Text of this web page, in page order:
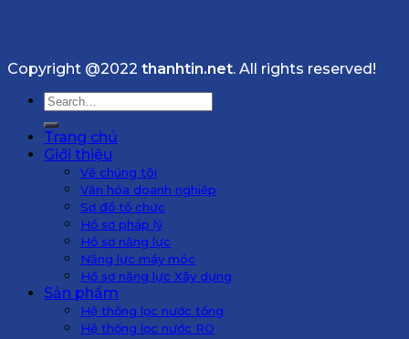
Copyright @2022 thanhtin.net. All rights reserved!
Search
for:
Trang chủ
Giới thiệu
Về chúng tôi
Văn hóa doanh nghiệp
Sơ đồ tổ chức
Hồ sơ pháp lý
Hồ sơ năng lực
Năng lực máy móc
Hồ sơ năng lực Xây dựng
Sản phẩm
Hệ thống lọc nước tổng
Hệ thống lọc nước RO